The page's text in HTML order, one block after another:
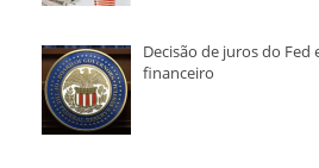
Decisão de juros do
financeiro